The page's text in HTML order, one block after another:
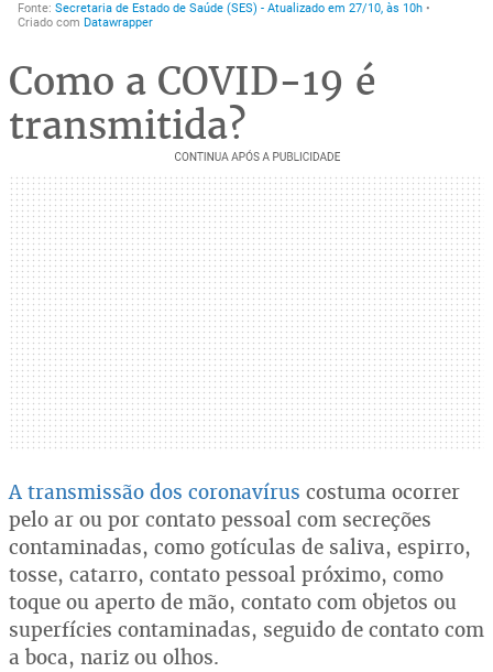
Como a COVID-19 é
transmitida?
A transmissão dos coronavírus costuma ocorrer
pelo ar ou por contato pessoal com secreções
contaminadas, como gotículas de saliva, espirro,
tosse, catarro, contato pessoal próximo, como
toque ou aperto de mão, contato com objetos ou
superfícies contaminadas, seguido de contato com
a boca, nariz ou olhos.